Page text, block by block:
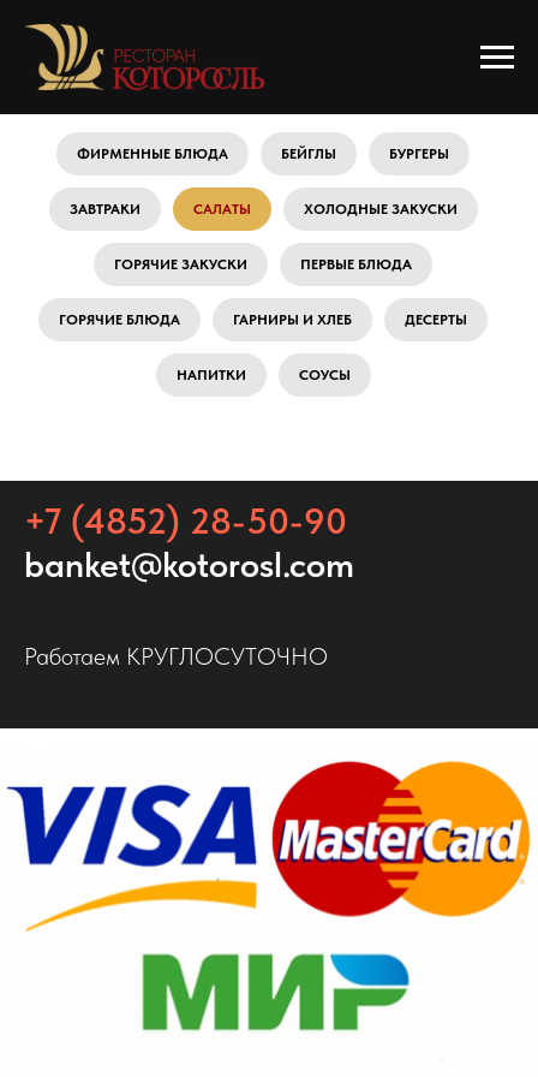
ФИРМЕННЫЕ БЛЮДА БЕЙГЛЫ БУРГЕРЫ
ЗАВТРАКИ САЛАТЫ ХОЛОДНЫЕ ЗАКУСКИ
ГОРЯЧИЕ ЗАКУСКИ ПЕРВЫЕ БЛЮДА
ГОРЯЧИЕ БЛЮДА ГАРНИРЫ И ХЛЕБ ДЕСЕРТЫ
НАПИТКИ СОУСЫ
+7 (4852) 28-50-90
banket@kotorosl.com
Работаем КРУГЛОСУТОЧНО